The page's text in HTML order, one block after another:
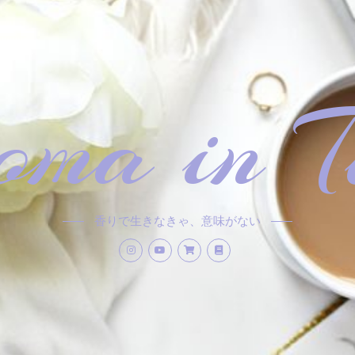
in
香りで生きなきゃ、意味がない